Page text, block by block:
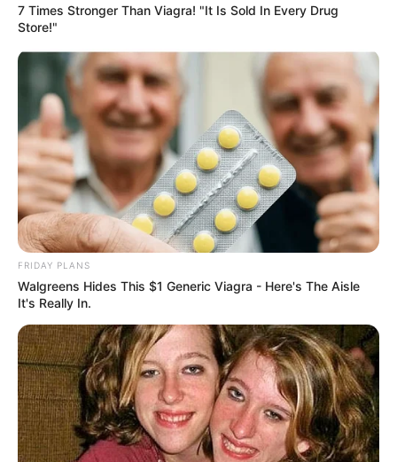
7 Times Stronger Than Viagra! "It Is Sold In Every Drug
Store!"
FRIDAY PLANS
Walgreens Hides This $1 Generic Viagra - Here's The Aisle
It's Really In.